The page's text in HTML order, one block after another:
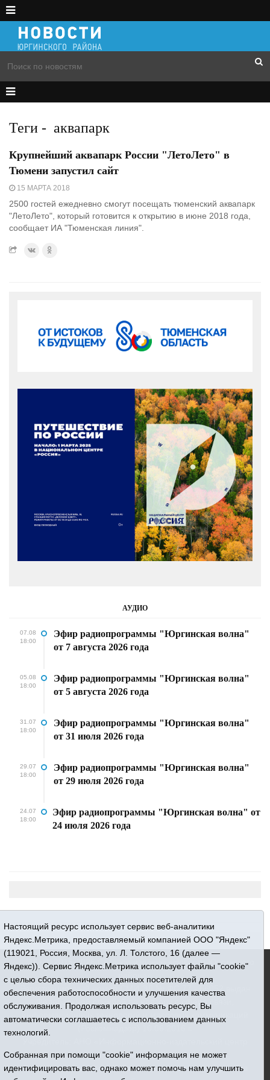
Теги - аквапарк
Крупнейший аквапарк России "ЛетоЛето" в
Тюмени запустил сайт
15 МАРТА 2018
2500 гостей ежедневно смогут посещать тюменский аквапарк
"ЛетоЛето", который готовится к открытию в июне 2018 года,
сообщает ИА "Тюменская линия".
АУДИО
07.08
18:00
Эфир радиопрограммы "Юргинская волна"
от 7 августа 2026 года
05.08
18:00
Эфир радиопрограммы "Юргинская волна"
от 5 августа 2026 года
31.07
18:00
Эфир радиопрограммы "Юргинская волна"
от 31 июля 2026 года
29.07
18:00
Эфир радиопрограммы "Юргинская волна"
от 29 июля 2026 года
24.07
18:00
Эфир радиопрограммы "Юргинская волна" от
24 июля 2026 года
16+ © 2015-2026 Сетевое издание «Новости Юргинского
Регистрационный номер СМИ ЭЛ № ФС 77 - 66052 выдан
Федеральной службой по надзору в сфере связи,
«Призыв»
Все права защищены © При использовании материалов
Настоящий ресурс использует сервис веб-аналитики
Яндекс.Метрика, предоставляемый компанией ООО "Яндекс"
(119021, Россия, Москва, ул. Л. Толстого, 16 (далее —
Яндекс)). Сервис Яндекс.Метрика использует файлы "cookie"
с целью сбора технических данных посетителей для
обеспечения работоспособности и улучшения качества
обслуживания. Продолжая использовать ресурс, Вы
автоматически соглашаетесь с использованием данных
технологий.
Собранная при помощи "cookie" информация не может
идентифицировать вас, однако может помочь нам улучшить